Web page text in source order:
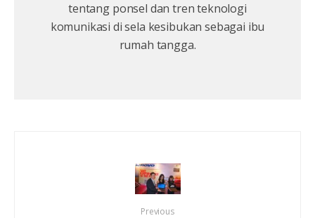
tentang ponsel dan tren teknologi
komunikasi di sela kesibukan sebagai ibu
rumah tangga.
Previous